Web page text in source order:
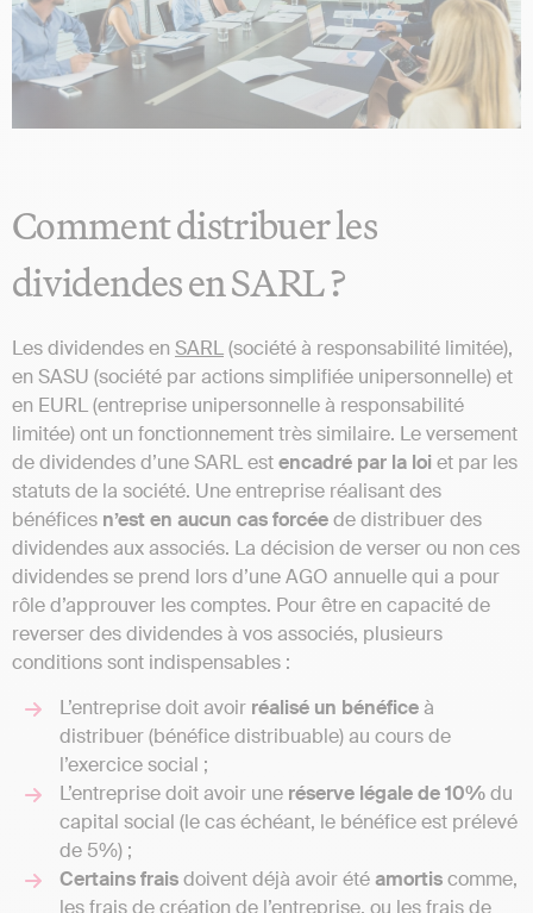
Comment distribuer les
dividendes en SARL ?
Les dividendes en SARL(société à responsabilité limitée),
en SASU (société par actions simplifiée unipersonnelle) et
en EURL (entreprise unipersonnelle à responsabilité
limitée) ont un fonctionnement très similaire. Le versement
de dividendes d’une SARL estencadré par la loi et par les
statuts de la société. Une entreprise réalisant des
bénéfices n’est en aucun cas forcéede distribuer des
dividendes aux associés. La décision de verser ou non ces
dividendes se prend lors d’une AGO annuelle qui a pour
rôle d’approuver les comptes. Pour être en capacité de
reverser des dividendes à vos associés, plusieurs
conditions sont indispensables :
L’entreprise doit avoir réalisé un bénéficeà
distribuer (bénéfice distribuable) au cours de
l’exercice social ;
L’entreprise doit avoir une réserve légale de 10%du
capital social (le cas échéant, le bénéfice est prélevé
de 5%) ;
Certains fraisdoivent déjà avoir étéamortiscomme,
les frais de création de l’entreprise, ou les frais de